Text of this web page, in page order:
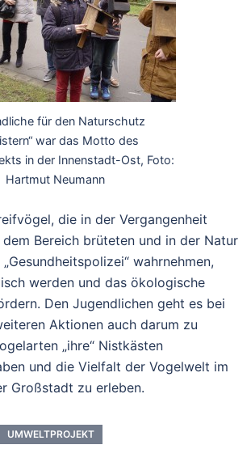
für den Naturschutz
war das Motto des
in der Innenstadt-Ost, Foto:
Hartmut Neumann
die in der Vergangenheit
Bereich brüteten und in der Natur
wahrnehmen,
werden und das ökologische
Den Jugendlichen geht es bei
Aktionen auch darum zu
„ihre“ Nistkästen
und die Vielfalt der Vogelwelt im
Großstadt zu erleben.
UMWELTPROJEKT